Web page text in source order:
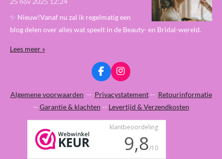
✨ Nieuw!Vanaf nu zal ik regelmatig een
blog delen over alles wat speelt in de Beauty- en Bridal-wereld.
Lees meer »
F
a
c
b
o
I
n
s
a
g
r
m
Algemene voorwaarden -- Privacystatement-- Retourinformatie
-- Garantie & klachten -- Levertijd & Verzendkosten